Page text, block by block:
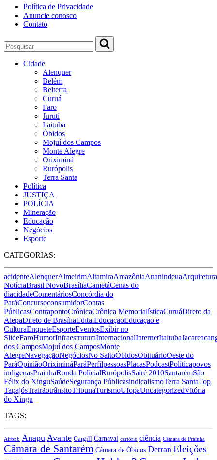
Política de Privacidade
Anuncie conosco
Contato
Cidade
Alenquer
Belém
Belterra
Curuá
Faro
Juruti
Itaituba
Óbidos
Mojuí dos Campos
Monte Alegre
Oriximiná
Rurópolis
Terra Santa
Política
JUSTIÇA
POLÍCIA
Mineração
Educação
Negócios
Esporte
CATEGORIAS:
acidenteAlenquerAlmeirimAltamiraAmazôniaAnanindeuaArquitetura
NotíciaBrasil NovoBrasíliaCametáCenas do
diacidadeComentáriosConcórdia do
ParáConcursoconsumidorContas
PúblicasContrapontoCrônicaCrônica MemorialísticaCuruáDireto da
AlepaDireto de BrasíliaEditalEducaçãoEducação e
CulturaEnqueteEsporteEventosExibir no
SlideFaroHumorInfraestruturaInternacionalInternetItaituba
dos CamposMojuí dos CamposMonte
AlegreNavegaçãoNegóciosNo SaltoÓbidosObituárioOeste do
ParáOpiniãoOriximináParáPerfilpessoasPlacasPodcastPolíticapovos
indígenasPrainhaRonda PolicialRurópolisSairé 2010SantarémSão
Félix do XinguSaúdeSegurança PúblicasindicalismoTerra SantaTop
TapajósTrairãotrânsitoTribunaTurismoUfopaUncategorizedVitória
do Xingu
TAGS:
Airbnb Anapu Avante Cargill Carnaval cartório ciência Câmara de Prainha
Câmara de Santarém Câmara de Óbidos Detran Eleições